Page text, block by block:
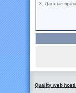
3. Данные
Quality web